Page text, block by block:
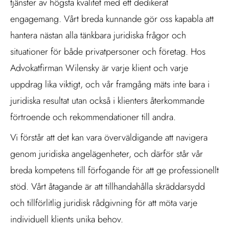
engagemang. Vårt breda kunnande gör oss kapabla att
hantera nästan alla tänkbara juridiska frågor och
situationer för både privatpersoner och företag. Hos
Advokatfirman Wilensky är varje klient och varje
uppdrag lika viktigt, och vår framgång mäts inte bara i
juridiska resultat utan också i klienters återkommande
förtroende och rekommendationer till andra.
Vi förstår att det kan vara överväldigande att navigera
genom juridiska angelägenheter, och därför står vår
breda kompetens till förfogande för att ge professionellt
stöd. Vårt åtagande är att tillhandahålla skräddarsydd
och tillförlitlig juridisk rådgivning för att möta varje
individuell klients unika behov.